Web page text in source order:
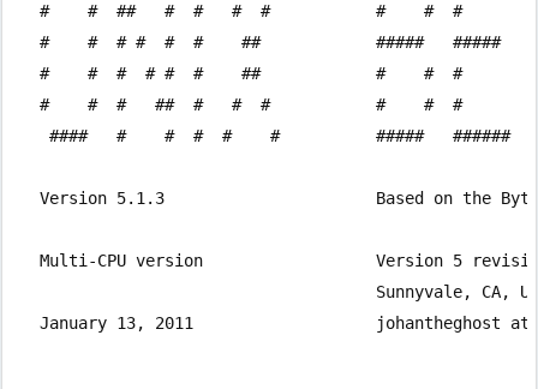
#    #  ##   #  #   #  #           #    #  #
#    #  # #  #  #    ##            #####   #####
#    #  #  # #  #    ##            #    #  #
#    #  #   ##  #   #  #           #    #  #
####   #    #  #  #    #          #####   ######
Version 5.1.3                      Based on the
Multi-CPU version                  Version 5
Sunnyvale, CA,
January 13, 2011                   johantheghost at